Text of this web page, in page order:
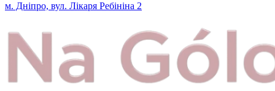
м. Дніпро, вул. Лікаря Ребініна 2